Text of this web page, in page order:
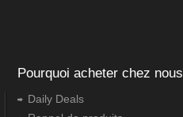
Pourquoi acheter chez nous
Daily Deals